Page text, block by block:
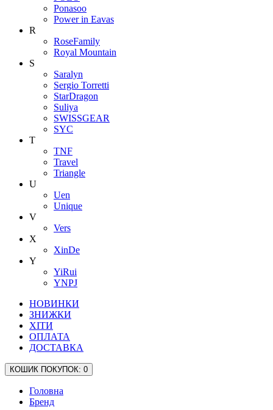
Ponasoo
Power in Eavas
R
RoseFamily
Royal Mountain
S
Saralyn
Sergio Torretti
StarDragon
Suliya
SWISSGEAR
SYC
T
TNF
Travel
Triangle
U
Uen
Unique
V
Vers
X
XinDe
Y
YiRui
YNPJ
НОВИНКИ
ЗНИЖКИ
ХІТИ
ОПЛАТА
ДОСТАВКА
КОШИК ПОКУПОК: 0
Головна
Бренд